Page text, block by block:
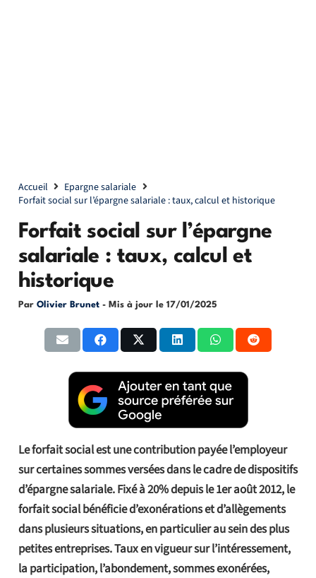
Accueil
Epargne salariale
Forfait social sur l’épargne salariale : taux, calcul et historique
Forfait social sur l’épargne
salariale : taux, calcul et
historique
Par Olivier Brunet - Mis à jour le 17/01/2025
Le forfait social est une contribution payée l’employeur
sur certaines sommes versées dans le cadre de dispositifs
d’épargne salariale. Fixé à 20% depuis le 1er août 2012, le
forfait social bénéficie d’exonérations et d’allègements
dans plusieurs situations, en particulier au sein des plus
petites entreprises. Taux en vigueur sur l’intéressement,
la participation, l’abondement, sommes exonérées,